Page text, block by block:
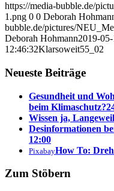
https://media-bubble.de/
1.png 0 0 Deborah
bubble.de/pictures/
Deborah Hohmann2019-
12:46:32Klarsoweit55_02
Neueste Beiträge
Gesundheit und
beim Klimaschutz?
Wissen ja,
Desinformationen
12:00
PixabayHow To:
Zum Stöbern